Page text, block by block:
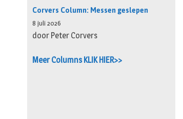
Corvers Column: Messen geslepen
8 juli 2026
door Peter Corvers
Meer Columns KLIK HIER>>